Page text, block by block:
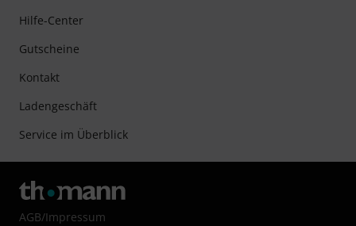
Hilfe-Center
Gutscheine
Kontakt
Ladengeschäft
Service im Überblick
AGB/Impressum